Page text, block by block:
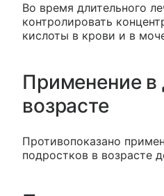
Во время длительного
контролировать
кислоты в крови и в
Применение в
возрасте
Противопоказано
подростков в возрасте